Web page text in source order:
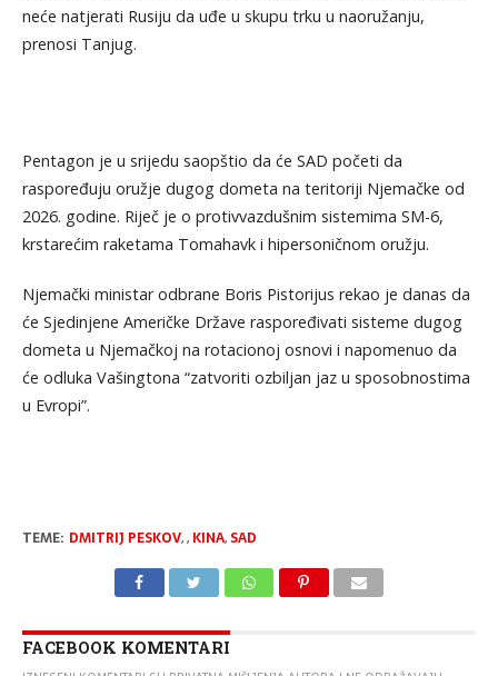
neće natjerati Rusiju da uđe u skupu trku u naoružanju,
prenosi Tanjug.
Pentagon je u srijedu saopštio da će SAD početi da
raspoređuju oružje dugog dometa na teritoriji Njemačke od
2026. godine. Riječ je o protivvazdušnim sistemima SM-6,
krstarećim raketama Tomahavk i hipersoničnom oružju.
Njemački ministar odbrane Boris Pistorijus rekao je danas da
će Sjedinjene Američke Države raspoređivati sisteme dugog
dometa u Njemačkoj na rotacionoj osnovi i napomenuo da
će odluka Vašingtona “zatvoriti ozbiljan jaz u sposobnostima
u Evropi”.
TEME: DMITRIJ PESKOV,, KINA, SAD
FACEBOOK KOMENTARI